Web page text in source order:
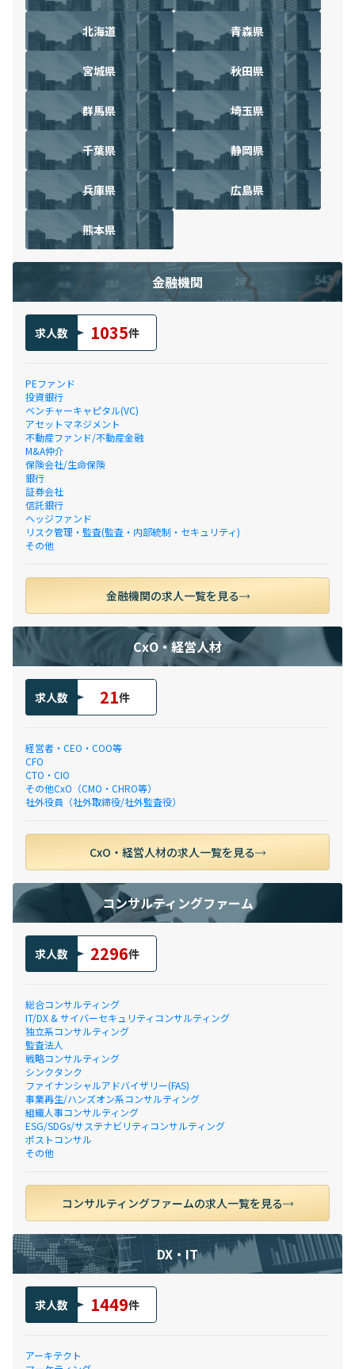
北海道 青森県
宮城県 秋田県
群馬県 埼玉県
千葉県 静岡県
兵庫県 広島県
熊本県
金融機関
求人数 1035件
PEファンド
投資銀行
ベンチャーキャピタル(VC)
アセットマネジメント
不動産ファンド/不動産金融
M&A仲介
保険会社/生命保険
銀行
証券会社
信託銀行
ヘッジファンド
リスク管理・監査(監査・内部統制・セキュリティ)
その他
金融機関の求人一覧を見る
CxO・経営人材
求人数 21件
経営者・CEO・COO等
CFO
CTO・CIO
その他CxO（CMO・CHRO等）
社外役員（社外取締役/社外監査役）
CxO・経営人材の求人一覧を見る
コンサルティングファーム
求人数 2296件
総合コンサルティング
IT/DX & サイバーセキュリティコンサルティング
独立系コンサルティング
監査法人
戦略コンサルティング
シンクタンク
ファイナンシャルアドバイザリー(FAS)
事業再生/ハンズオン系コンサルティング
組織人事コンサルティング
ESG/SDGs/サステナビリティコンサルティング
ポストコンサル
その他
コンサルティングファームの求人一覧を見る
DX・IT
求人数 1449件
アーキテクト